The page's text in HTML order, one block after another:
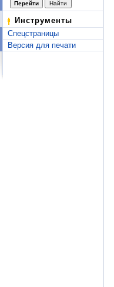
Инструменты
Спецстраницы
Версия для печати